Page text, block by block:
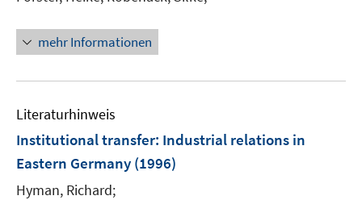
mehr Informationen
Literaturhinweis
Institutional transfer: Industrial relations in
Eastern Germany (1996)
Hyman, Richard;